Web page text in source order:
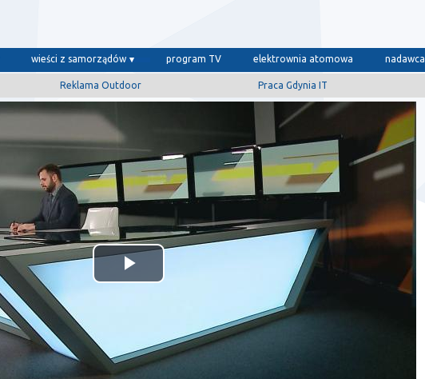
wieści z samorządów program TV elektrownia atomowa nadawca
Reklama Outdoor Praca Gdynia IT
Odtwórz